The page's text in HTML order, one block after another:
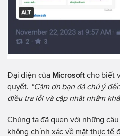
Đại diện của Microsoft cho biết
quyết. "Cảm ơn bạn đã chú ý
điều tra lỗi và cập nhật nhằm
Chúng ta đã quen với những
không chính xác về mặt thực tế